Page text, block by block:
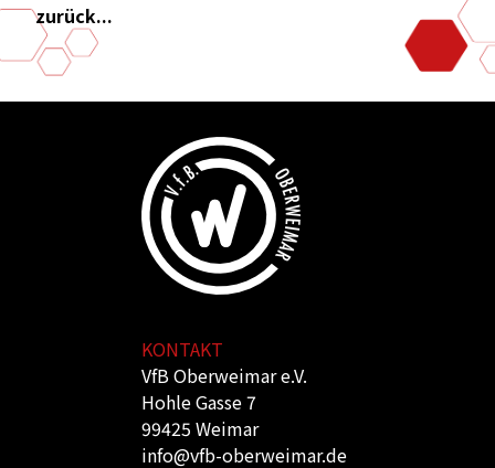
zurück...
KONTAKT
VfB Oberweimar e.V.
Hohle Gasse 7
99425 Weimar
info@vfb-oberweimar.de